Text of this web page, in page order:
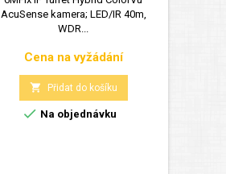
AcuSense kamera; LED/IR 40m,
WDR...
Cena
Cena na vyžádání
 Přidat do košíku
 Na objednávku